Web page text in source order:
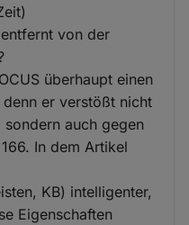
von der
überhaupt einen
er verstößt nicht
sondern auch gegen
In dem Artikel
KB) intelligenter,
Eigenschaften